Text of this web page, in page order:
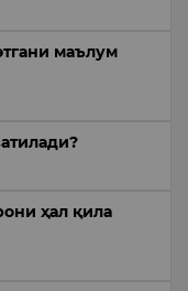
маълум
ҳал қила